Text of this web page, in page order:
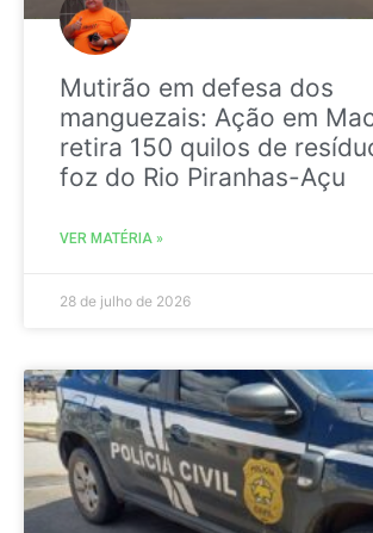
Mutirão em defesa dos
manguezais: Ação em
retira 150 quilos de
foz do Rio Piranhas-Açu
VER MATÉRIA »
28 de julho de 2026